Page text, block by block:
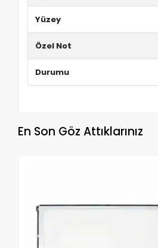
Yüzey
Özel Not
Durumu
En Son Göz Attıklarınız